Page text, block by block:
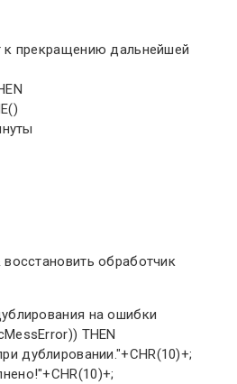
к прекращению дальнейшей
восстановить обработчик
на ошибки
THEN
дублировании."+CHR(10)+;